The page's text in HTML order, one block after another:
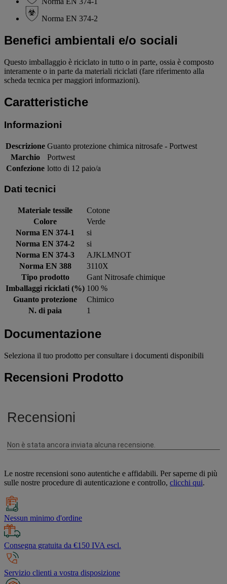
Norma EN 374-2
Benefici ambientali e/o sociali
Questo imballaggio è riciclato in tutto o in parte, ossia è composto
interamente o in parte da materiali riciclati (fare riferimento alla
scheda tecnica per maggiori informazioni).
Caratteristiche
Informazioni
Descrizione Guanto protezione chimica nitrosafe - Portwest
Marchio
Portwest
Confezione lotto di 12 paio/a
Dati tecnici
Materiale tessile
Cotone
Colore
Verde
Norma EN 374-1
si
Norma EN 374-2
si
Norma EN 374-3
AJKLMNOT
Norma EN 388
3110X
Tipo prodotto
Gant Nitrosafe chimique
Imballaggi riciclati (%) 100 %
Guanto protezione
Chimico
N. di paia
1
Documentazione
Seleziona il tuo prodotto per consultare i documenti disponibili
Recensioni Prodotto
Le nostre recensioni sono autentiche e affidabili. Per saperne di più
sulle nostre procedure di autenticazione e controllo, clicchi qui.
Nessun minimo d'ordine
Consegna gratuita da €150 IVA escl.
Servizio clienti a vostra disposizione